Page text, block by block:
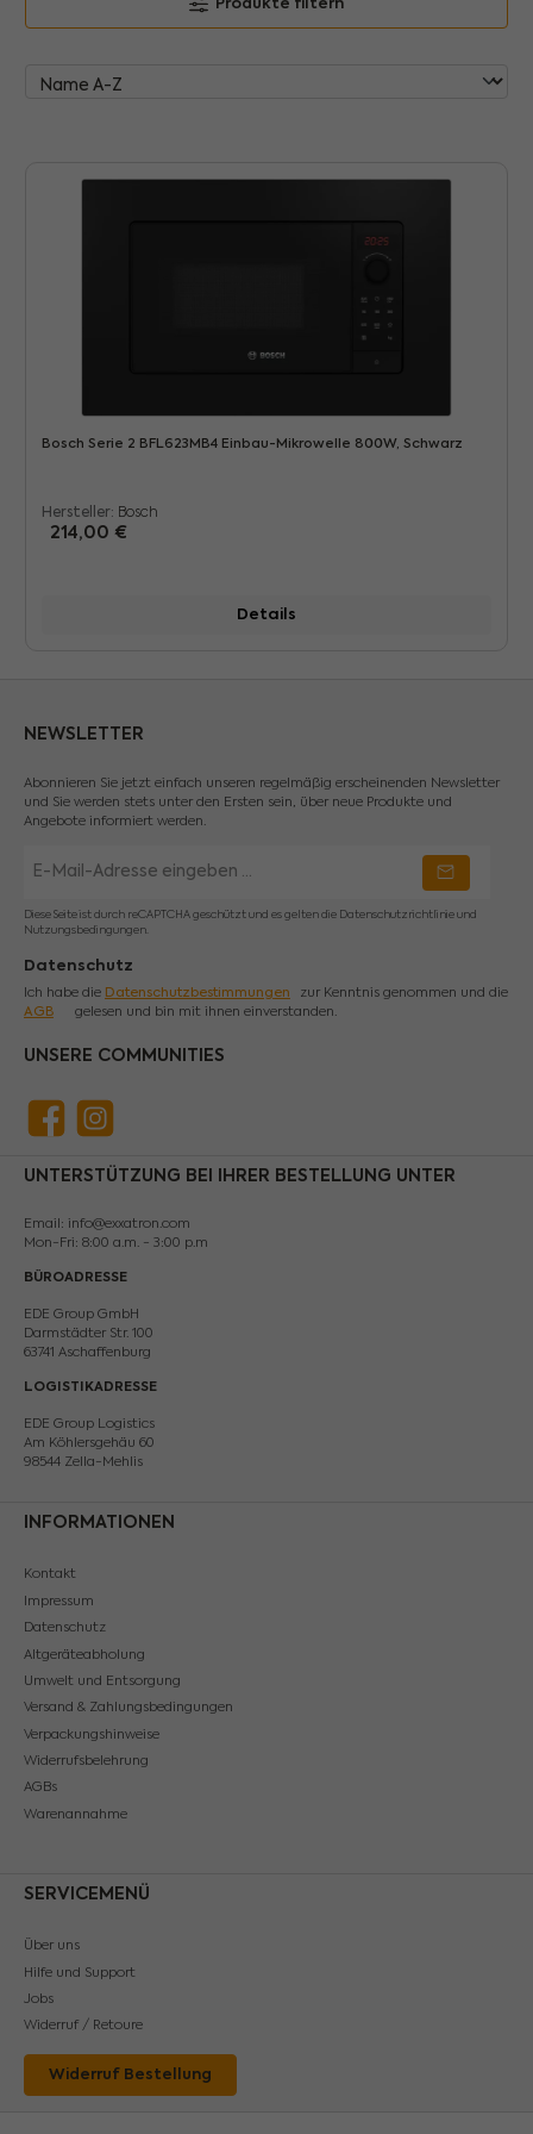
Produkte filtern
Bosch Serie 2 BFL623MB4 Einbau-Mikrowelle 800W, Schwarz
Hersteller: Bosch
Regulärer Preis:
214,00 €
Details
UNTERSTÜTZUNG BEI IHRER BESTELLUNG UNTER
Email: info@exxatron.com
Mon-Fri: 8:00 a.m. - 3:00 p.m
BÜROADRESSE
EDE Group GmbH
Darmstädter Str. 100
63741 Aschaffenburg
LOGISTIKADRESSE
EDE Group Logistics
Am Köhlersgehäu 60
98544 Zella-Mehlis
INFORMATIONEN
Kontakt
Impressum
Datenschutz
Altgeräteabholung
Umwelt und Entsorgung
Versand & Zahlungsbedingungen
Verpackungshinweise
Widerrufsbelehrung
AGBs
Warenannahme
SERVICEMENÜ
Über uns
Hilfe und Support
Jobs
Widerruf / Retoure
Widerruf Bestellung
NEWSLETTER
Abonnieren Sie jetzt einfach unseren regelmäßig erscheinenden Newsletter
und Sie werden stets unter den Ersten sein, über neue Produkte und
Angebote informiert werden.
Mail-
Diese Seite ist durch reCAPTCHA geschützt und es gelten die
Datenschutzrichtlinie und
Nutzungsbedingungen
Datenschutz
Ich habe die Datenschutzbestimmungen
zur Kenntnis genommen und die
AGB
gelesen und bin mit ihnen einverstanden.
UNSERE COMMUNITIES
FacebookInstagram